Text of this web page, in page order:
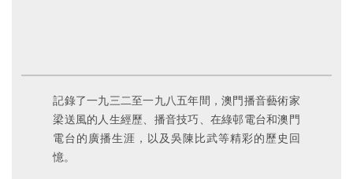
記錄了一九三二至一九八五年間，澳門播音藝術家
梁送風的人生經歷、播音技巧、在綠邨電台和澳門
電台的廣播生涯，以及吳陳比武等精彩的歷史回
憶。